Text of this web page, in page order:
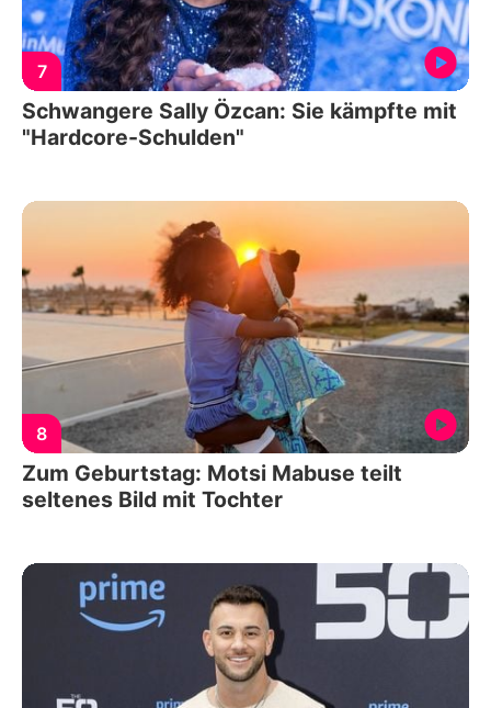
7
Schwangere Sally Özcan: Sie kämpfte mit
"Hardcore-Schulden"
8
Zum Geburtstag: Motsi Mabuse teilt
seltenes Bild mit Tochter